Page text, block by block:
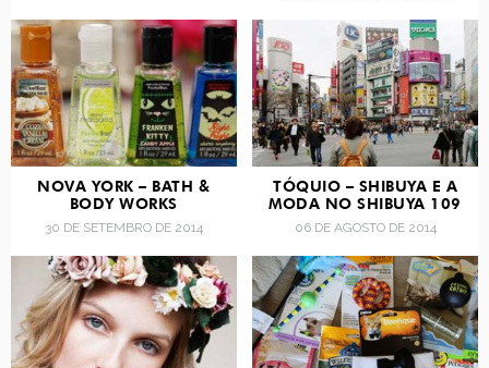
NOVA YORK – BATH &
BODY WORKS
30 DE SETEMBRO DE 2014
TÓQUIO – SHIBUYA E A
MODA NO SHIBUYA 109
06 DE AGOSTO DE 2014